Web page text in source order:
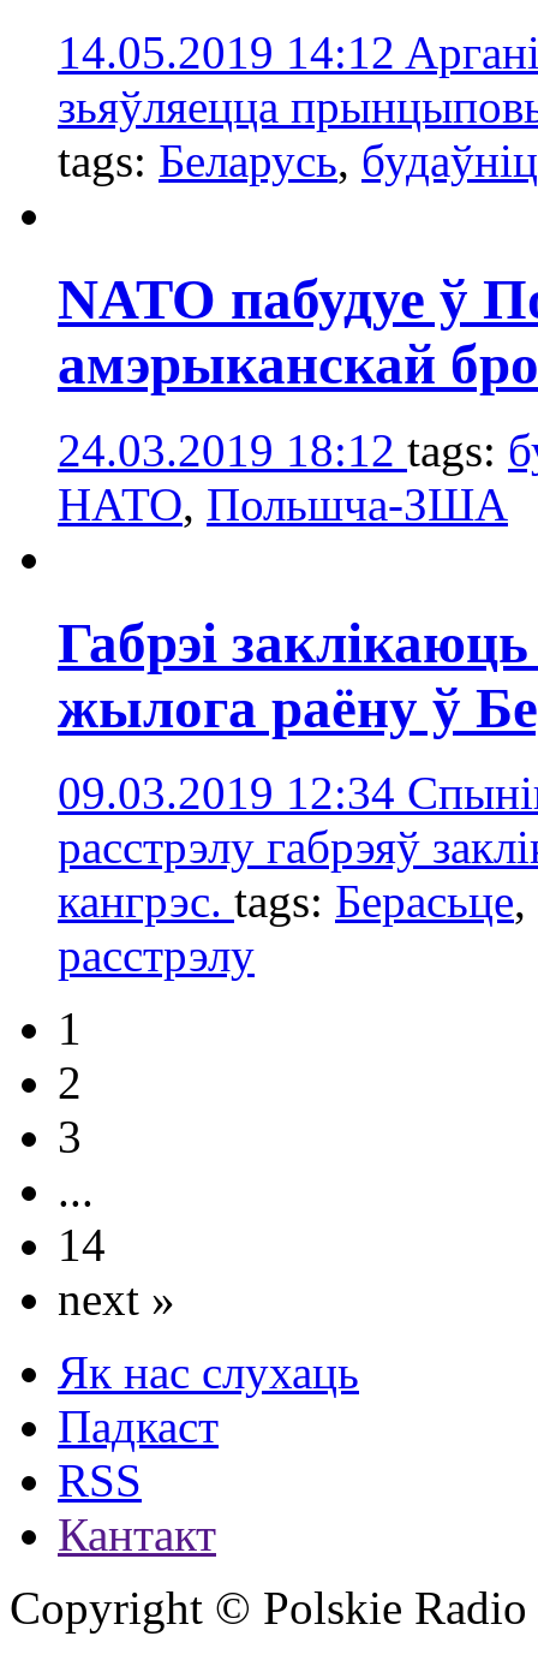
14.05.2019 14:12
зьяўляецца
tags: Беларусь,
NATO пабудуе ў
амэрыканскай
24.03.2019 18:12 tags:
НАТО, Польшча-ЗША
Габрэі
жылога раёну ў
09.03.2019 12:34
расстрэлу габрэяў
кангрэс. tags: Берасьце,
расстрэлу
1
2
3
...
14
next »
Як нас слухаць
Падкаст
RSS
Кантакт
Copyright © Polskie